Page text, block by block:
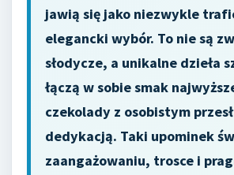
jawią się jako niezwykle
elegancki wybór. To nie są
słodycze, a unikalne dzieła
łączą w sobie smak
czekolady z osobistym
dedykacją. Taki upominek
zaangażowaniu, trosce i